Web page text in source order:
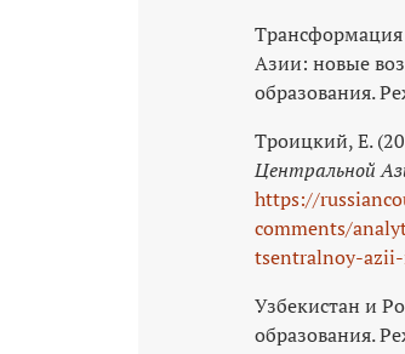
Трансформация
Азии: новые
образования.
Троицкий, Е.
Центральной
https://
comments/
tsentralnoy-
Узбекистан и
образования.